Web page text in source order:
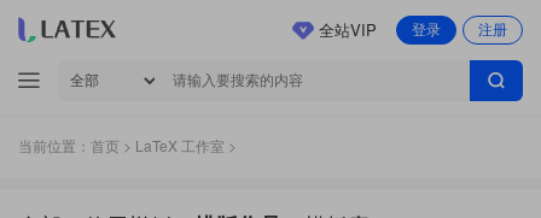
登录 注册
全站VIP
当前位置： 首页 > LaTeX 工作室 >